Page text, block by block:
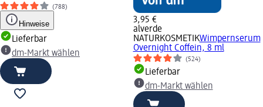
(788)
Hinweise
Lieferbar
dm-Markt wählen
3,95 €
alverde
NATURKOSMETIKWimpernserum
Overnight Coffein, 8 ml
(524)
Lieferbar
dm-Markt wählen